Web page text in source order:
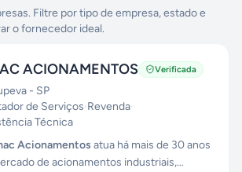
Filtre por tipo de empresa, estado e
o fornecedor ideal.
ACIONAMENTOS Verificada
- SP
de Serviços·Revenda·
Técnica
Acionamentos atua há mais de 30 anos
de acionamentos industriais,